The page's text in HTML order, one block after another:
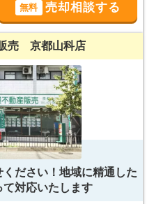
無料 売却相談する
売 京都山科店
ださい！地域に精通した
て対応いたします